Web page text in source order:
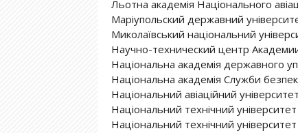
Льотна академія Національного
Маріупольский державний
Миколаївський національний
Научно-технический центр
Національна академія державного
Національна академія Служби
Національний авіаційний університет
Національний технічний університет
Національний технічний університет